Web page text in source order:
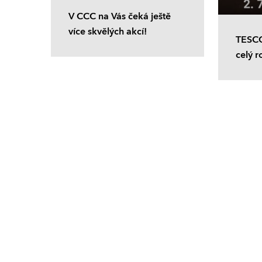
V CCC na Vás čeká ještě
více skvělých akcí!
celý